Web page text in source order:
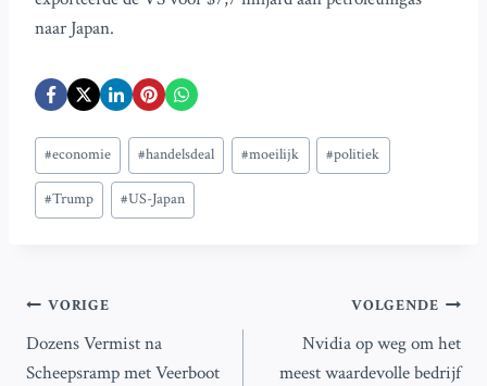
naar Japan.
Bericht
tags:
#economie #handelsdeal #moeilijk #politiek
#Trump #US-Japan
Bericht
navigatie
VORIGE
Dozens Vermist na
Scheepsramp met Veerboot
VOLGENDE
Nvidia op weg om het
meest waardevolle bedrijf